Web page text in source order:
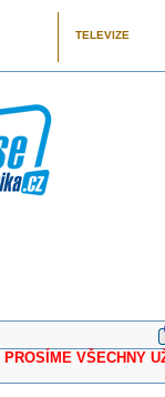
TELEVIZE
VŠECHNY